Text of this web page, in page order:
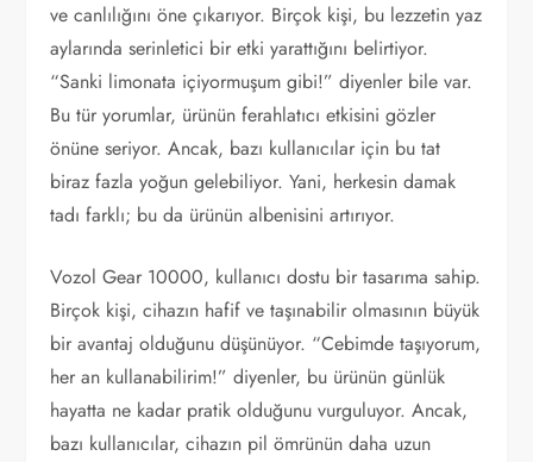
ve canlılığını öne çıkarıyor. Birçok kişi, bu lezzetin yaz
aylarında serinletici bir etki yarattığını belirtiyor.
“Sanki limonata içiyormuşum gibi!” diyenler bile var.
Bu tür yorumlar, ürünün ferahlatıcı etkisini gözler
önüne seriyor. Ancak, bazı kullanıcılar için bu tat
biraz fazla yoğun gelebiliyor. Yani, herkesin damak
tadı farklı; bu da ürünün albenisini artırıyor.
Vozol Gear 10000, kullanıcı dostu bir tasarıma sahip.
Birçok kişi, cihazın hafif ve taşınabilir olmasının büyük
bir avantaj olduğunu düşünüyor. “Cebimde taşıyorum,
her an kullanabilirim!” diyenler, bu ürünün günlük
hayatta ne kadar pratik olduğunu vurguluyor. Ancak,
bazı kullanıcılar, cihazın pil ömrünün daha uzun